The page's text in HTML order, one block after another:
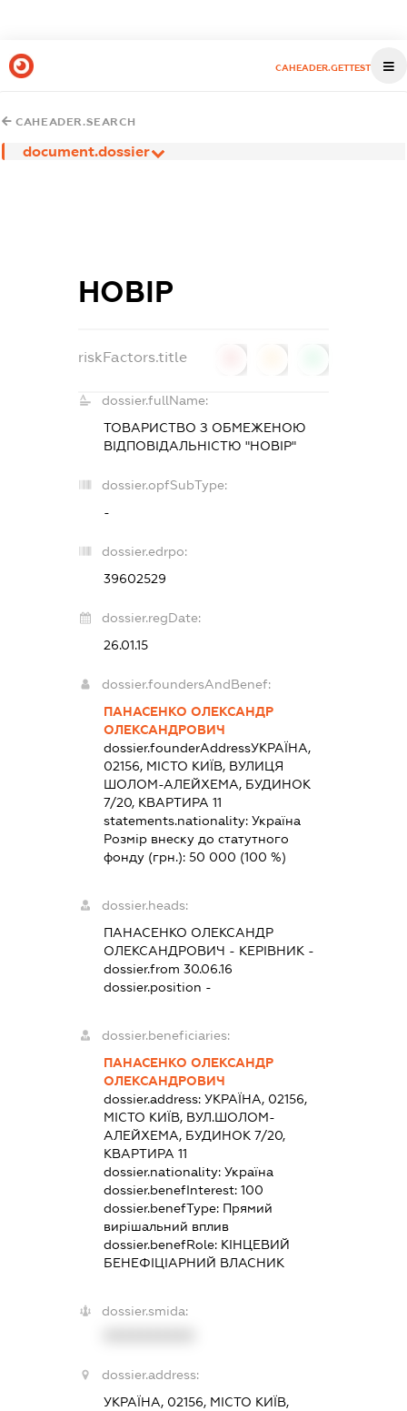
CAHEADER.GETTEST
CAHEADER.SEARCH
document.dossier
НОВІР
riskFactors.title
dossier.fullName:
ТОВАРИСТВО З ОБМЕЖЕНОЮ
ВІДПОВІДАЛЬНІСТЮ "НОВІР"
dossier.opfSubType:
-
dossier.edrpo:
39602529
dossier.regDate:
26.01.15
dossier.foundersAndBenef:
ПАНАСЕНКО ОЛЕКСАНДР
ОЛЕКСАНДРОВИЧ
dossier.founderAddressУКРАЇНА,
02156, МІСТО КИЇВ, ВУЛИЦЯ
ШОЛОМ-АЛЕЙХЕМА, БУДИНОК
7/20, КВАРТИРА 11
statements.nationality: Україна
Розмір внеску до статутного
фонду (грн.): 50 000 (100 %)
dossier.heads:
ПАНАСЕНКО ОЛЕКСАНДР
ОЛЕКСАНДРОВИЧ - КЕРІВНИК -
dossier.from 30.06.16
dossier.position -
dossier.beneficiaries:
ПАНАСЕНКО ОЛЕКСАНДР
ОЛЕКСАНДРОВИЧ
dossier.address: УКРАЇНА, 02156,
МІСТО КИЇВ, ВУЛ.ШОЛОМ-
АЛЕЙХЕМА, БУДИНОК 7/20,
КВАРТИРА 11
dossier.nationality: Україна
dossier.benefInterest: 100
dossier.benefType: Прямий
вирішальний вплив
dossier.benefRole: КІНЦЕВИЙ
БЕНЕФІЦІАРНИЙ ВЛАСНИК
dossier.smida:
dossier.address:
УКРАЇНА, 02156, МІСТО КИЇВ,